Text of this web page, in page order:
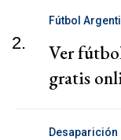
2.
Fútbol
Ver
gratis
Desaparición